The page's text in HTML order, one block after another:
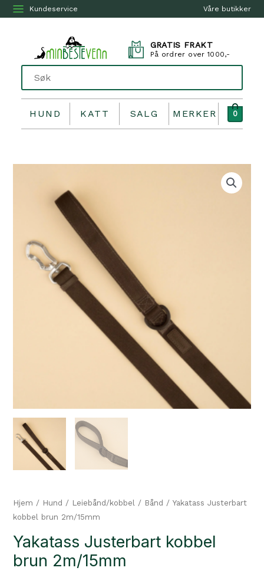
Våre butikker
Kundeservice
GRATIS FRAKT
På ordrer over 1000,-
HUND KATT SALG MERKER 0
Hjem / Hund / Leiebånd/kobbel / Bånd / Yakatass Justerbart
kobbel brun 2m/15mm
Yakatass Justerbart kobbel
brun 2m/15mm